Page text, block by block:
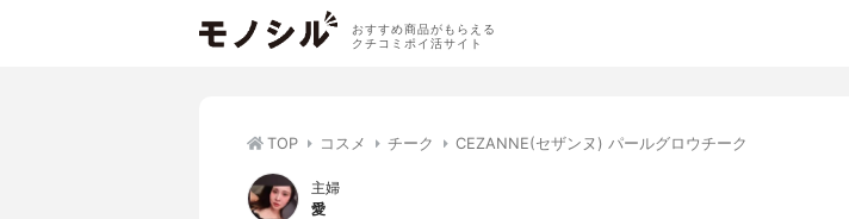
おすすめ商品がもらえる
クチコミポイ活サイト
TOP コスメ チーク CEZANNE(セザンヌ) パールグロウチーク
主婦
愛